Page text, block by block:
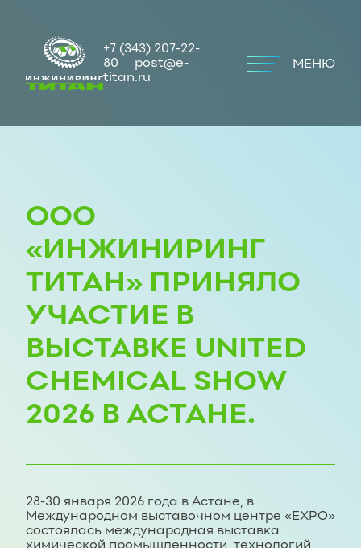
+7 (343) 207-22-
80
post@e-
titan.ru
МЕНЮ
ООО
«ИНЖИНИРИНГ
ТИТАН» ПРИНЯЛО
УЧАСТИЕ В
ВЫСТАВКЕ UNITED
CHEMICAL SHOW
2026 В АСТАНЕ.
28-30 января 2026 года в Астане, в
Международном выставочном центре «EXPO»
состоялась международная выставка